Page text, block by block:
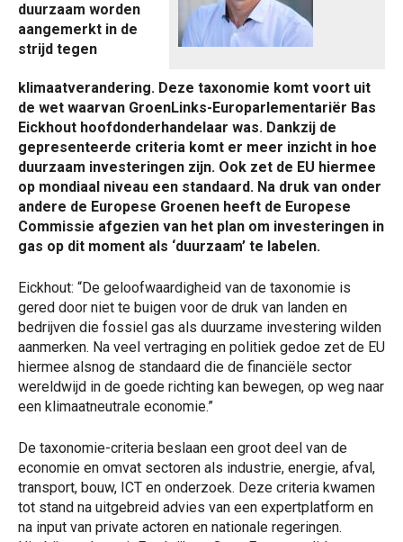
duurzaam worden
aangemerkt in de
strijd tegen
klimaatverandering. Deze taxonomie komt voort uit
de wet waarvan GroenLinks-Europarlementariër Bas
Eickhout hoofdonderhandelaar was. Dankzij de
gepresenteerde criteria komt er meer inzicht in hoe
duurzaam investeringen zijn. Ook zet de EU hiermee
op mondiaal niveau een standaard. Na druk van onder
andere de Europese Groenen heeft de Europese
Commissie afgezien van het plan om investeringen in
gas op dit moment als ‘duurzaam’ te labelen.
Eickhout: “De geloofwaardigheid van de taxonomie is
gered door niet te buigen voor de druk van landen en
bedrijven die fossiel gas als duurzame investering wilden
aanmerken. Na veel vertraging en politiek gedoe zet de EU
hiermee alsnog de standaard die de financiële sector
wereldwijd in de goede richting kan bewegen, op weg naar
een klimaatneutrale economie.”
De taxonomie-criteria beslaan een groot deel van de
economie en omvat sectoren als industrie, energie, afval,
transport, bouw, ICT en onderzoek. Deze criteria kwamen
tot stand na uitgebreid advies van een expertplatform en
na input van private actoren en nationale regeringen.